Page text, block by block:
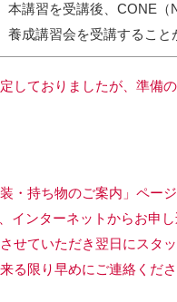
本講習を受講後、CONE（
養成講習会を受講すること
しておりましたが、準備
・持ち物のご案内」ページ
インターネットからお申
せていただき翌日にスタ
る限り早めにご連絡くださ